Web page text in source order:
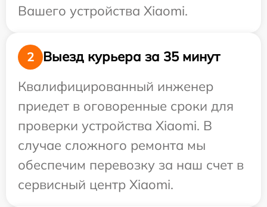
Вашего устройства Xiaomi.
2
Выезд курьера за 35 минут
Квалифицированный инженер
приедет в оговоренные сроки для
проверки устройства Xiaomi. В
случае сложного ремонта мы
обеспечим перевозку за наш счет в
сервисный центр Xiaomi.